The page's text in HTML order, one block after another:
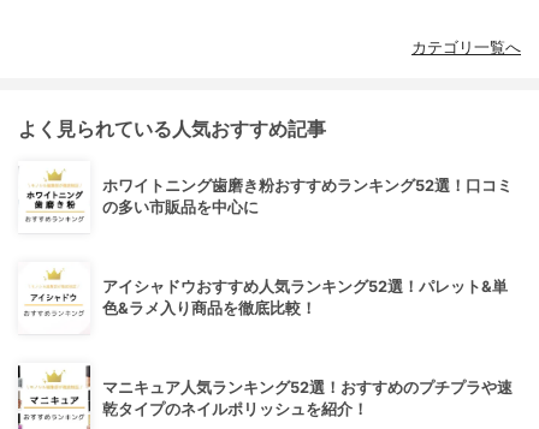
カテゴリ一覧へ
よく見られている人気おすすめ記事
ホワイトニング歯磨き粉おすすめランキング52選！口コミ
の多い市販品を中心に
アイシャドウおすすめ人気ランキング52選！パレット&単
色&ラメ入り商品を徹底比較！
マニキュア人気ランキング52選！おすすめのプチプラや速
乾タイプのネイルポリッシュを紹介！